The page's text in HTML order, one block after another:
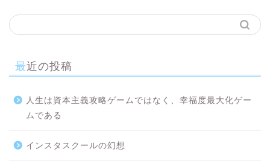
最近の投稿
人生は資本主義攻略ゲームではなく、幸福度最大化ゲー
ムである
インスタスクールの幻想